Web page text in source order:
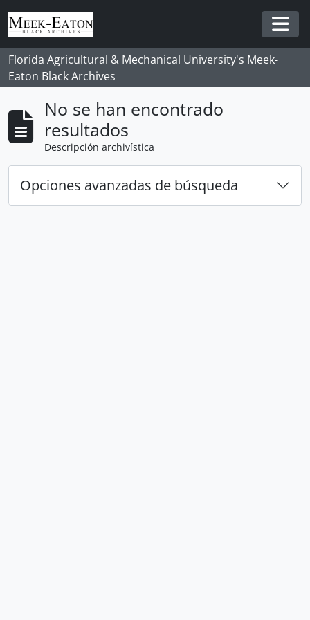
Skip to main content
Florida Agricultural & Mechanical University's Meek-
Eaton Black Archives
No se han encontrado
resultados
Descripción archivística
Opciones avanzadas de búsqueda